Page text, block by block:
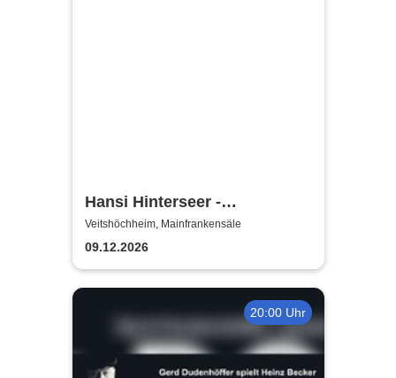
Hansi Hinterseer -
Weihnachtskonzert
Veitshöchheim, Mainfrankensäle
09.12.2026
20:00 Uhr